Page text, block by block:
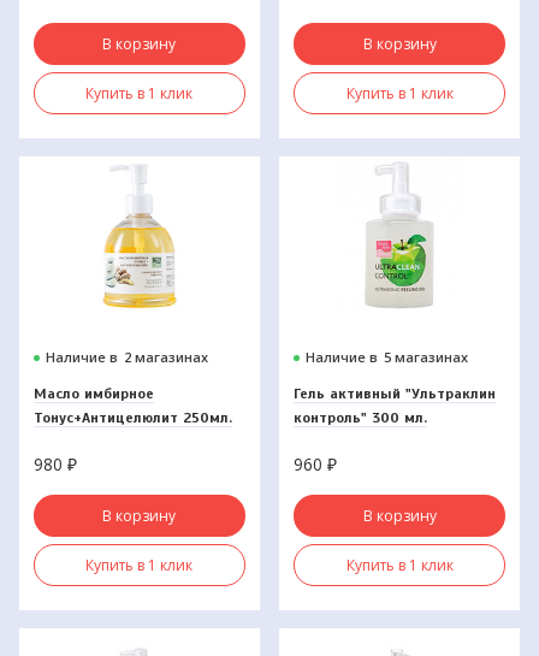
В корзину
Купить в 1 клик
В корзину
Купить в 1 клик
Наличие в 2 магазинах
Масло имбирное
Тонус+Антицелюлит 250мл.
980 ₽
В корзину
Купить в 1 клик
Наличие в 5 магазинах
Гель активный "Ультраклин
контроль" 300 мл.
960₽
В корзину
Купить в 1 клик